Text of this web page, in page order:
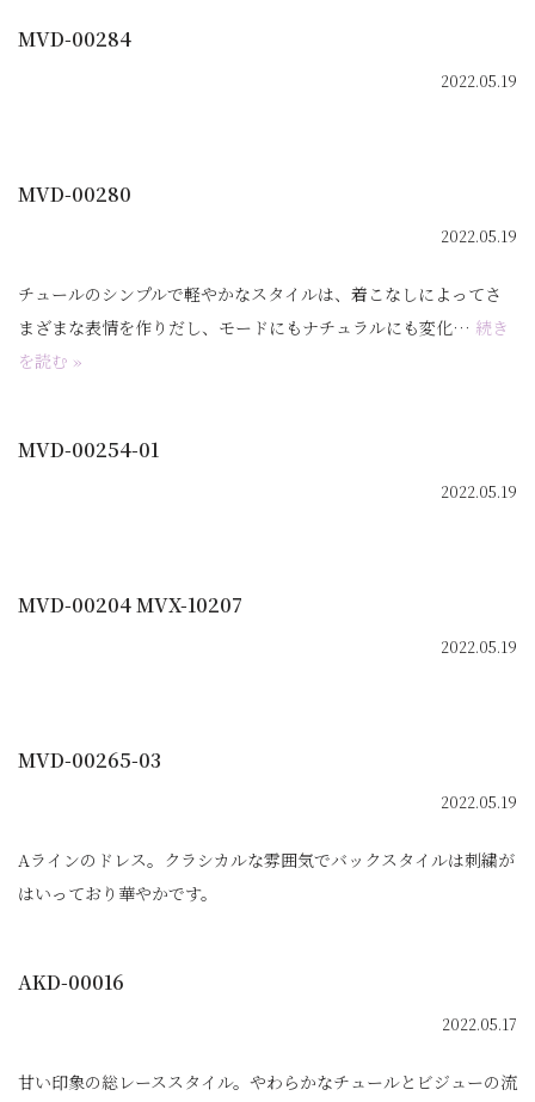
MVD-00284
2022.05.19
MVD-00280
2022.05.19
チュールのシンプルで軽やかなスタイルは、着こなしによってさ
まざまな表情を作りだし、モードにもナチュラルにも変化… 続き
を読む »
MVD-00254-01
2022.05.19
MVD-00204 MVX-10207
2022.05.19
MVD-00265-03
2022.05.19
Aラインのドレス。クラシカルな雰囲気でバックスタイルは刺繍が
はいっており華やかです。
AKD-00016
2022.05.17
甘い印象の総レーススタイル。やわらかなチュールとビジューの流